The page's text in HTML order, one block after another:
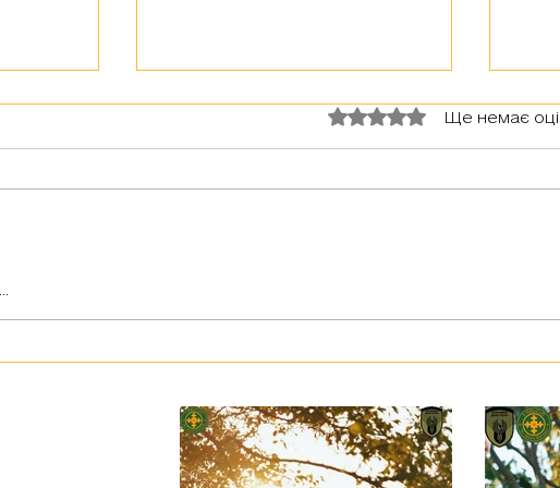
Оцінка: 0 з 5 зірок.Ще немає